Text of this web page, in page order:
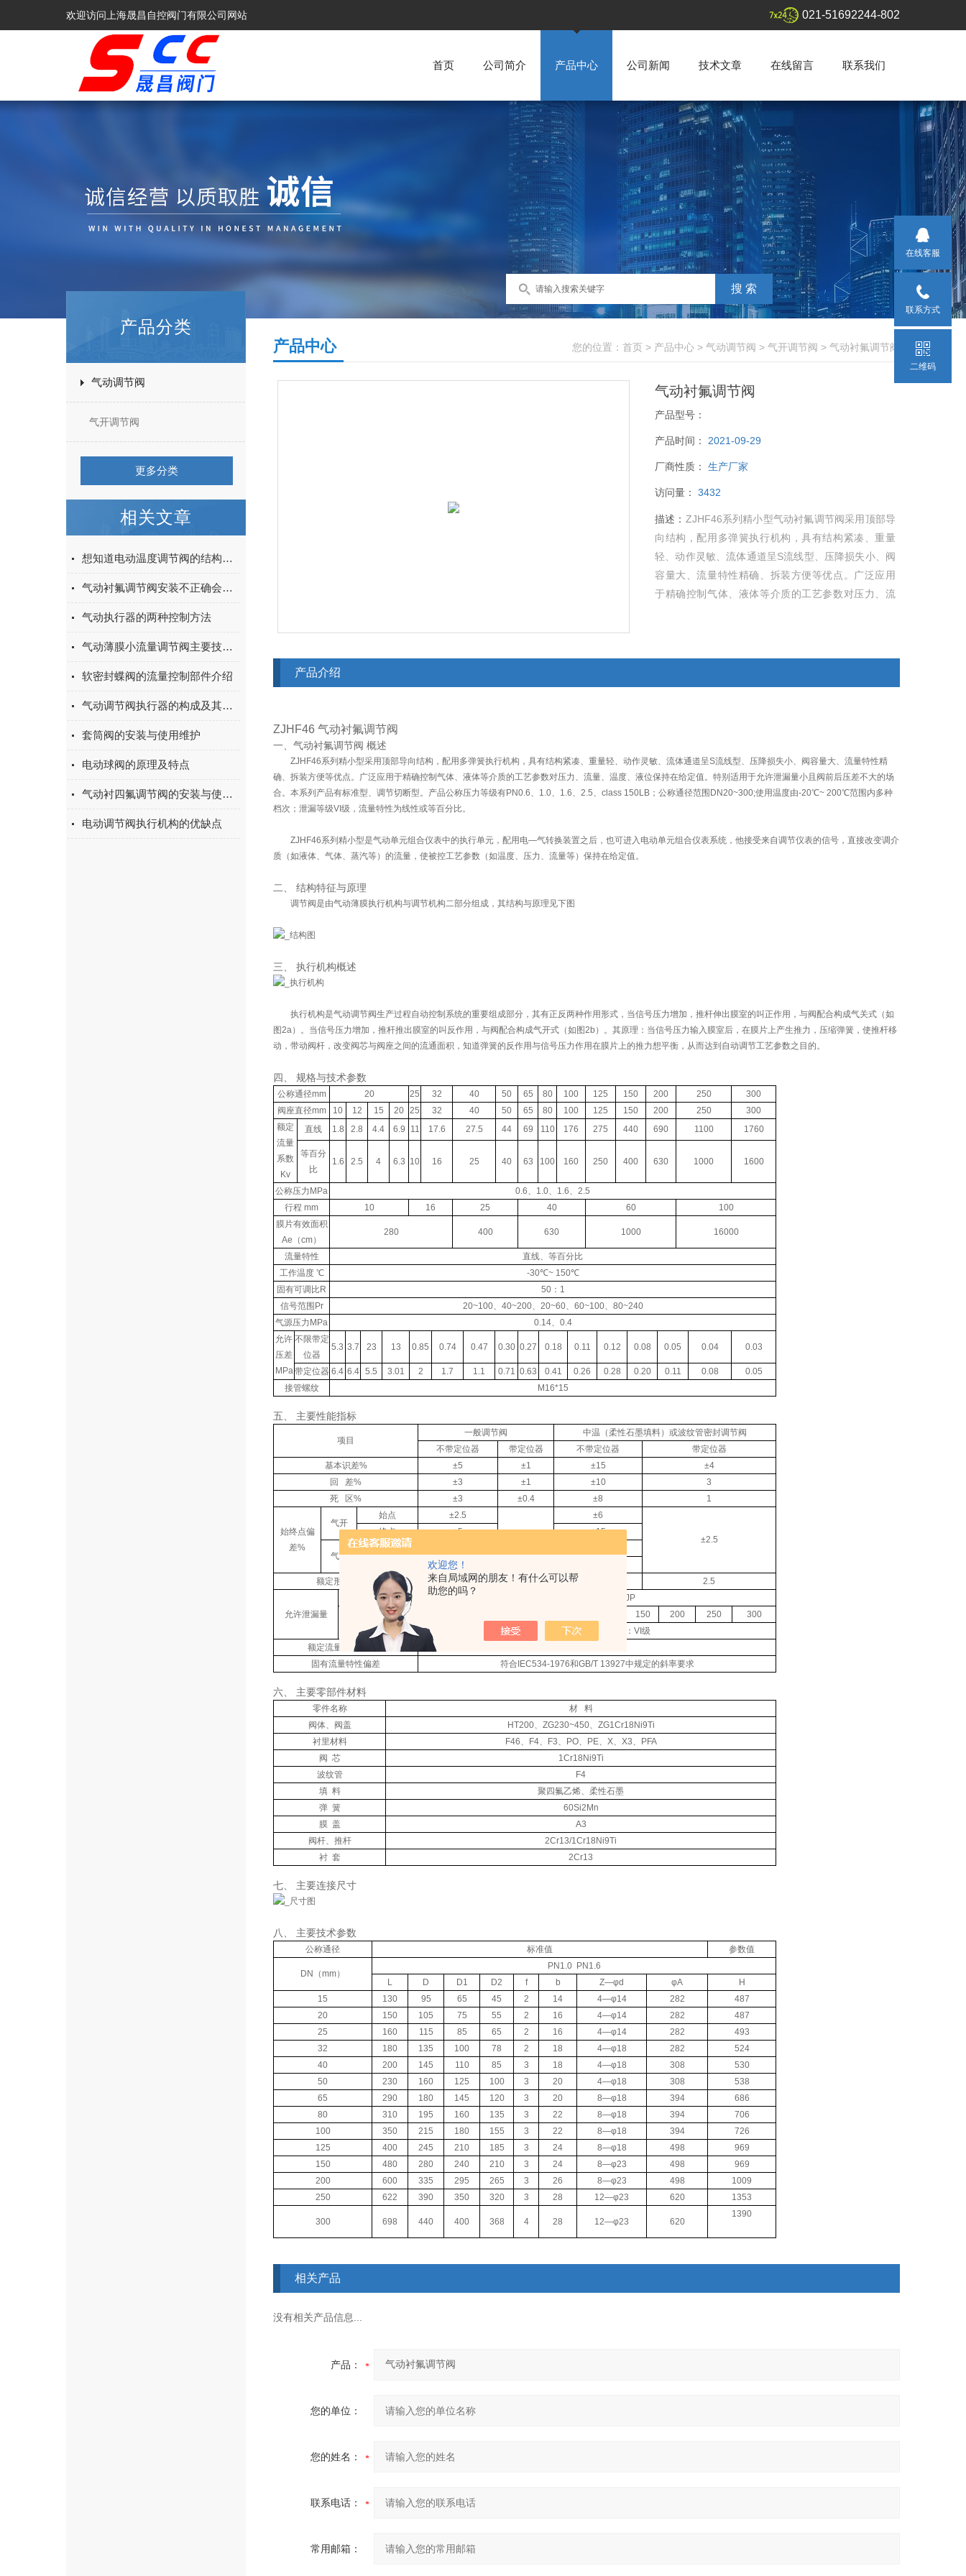
欢迎您！
来自局域网的朋友！有什么可以帮
助您的吗？
欢迎访问上海晟昌自控阀门有限公司网站 021-51692244-802
首页 公司简介 产品中心 公司新闻 技术文章 在线留言 联系我们
产品分类
气动调节阀
气开调节阀
更多分类
相关文章
想知道电动温度调节阀的结构与原理么？看完这些就行
气动衬氟调节阀安装不正确会出现这些情况
气动执行器的两种控制方法
气动薄膜小流量调节阀主要技术参数及材料
软密封蝶阀的流量控制部件介绍
气动调节阀执行器的构成及其作用
套筒阀的安装与使用维护
电动球阀的原理及特点
气动衬四氟调节阀的安装与使用注意事项都在本篇
电动调节阀执行机构的优缺点
您的位置： 首页 > 产品中心 > 气动调节阀 > 气开调节阀 > 气动衬氟调节阀
产品中心
气动衬氟调节阀
产品型号：
产品时间： 2021-09-29
厂商性质： 生产厂家
访问量： 3432
描述： ZJHF46系列精小型气动衬氟调节阀采用顶部导
向结构，配用多弹簧执行机构，具有结构紧凑、重量
轻、动作灵敏、流体通道呈S流线型、压降损失小、阀
容量大、流量特性精确、拆装方便等优点。广泛应用
于精确控制气体、液体等介质的工艺参数对压力、流
产品介绍
ZJHF46 气动衬氟调节阀
一、气动衬氟调节阀 概述
ZJHF46系列精小型采用顶部导向结构，配用多弹簧执行机构，具有结构紧凑、重量轻、动作灵敏、流体通道呈S流线型、压降损失小、阀容量大、流量特性精
确、拆装方便等优点。广泛应用于精确控制气体、液体等介质的工艺参数对压力、流量、温度、液位保持在给定值。特别适用于允许泄漏量小且阀前后压差不大的场
合。本系列产品有标准型、调节切断型。产品公称压力等级有PN0.6、1.0、1.6、2.5、class 150LB；公称通径范围DN20~300;使用温度由-20℃~ 200℃范围内多种
档次；泄漏等级VI级，流量特性为线性或等百分比。
ZJHF46系列精小型是气动单元组合仪表中的执行单元，配用电—气转换装置之后，也可进入电动单元组合仪表系统，他接受来自调节仪表的信号，直接改变调介
质（如液体、气体、蒸汽等）的流量，使被控工艺参数（如温度、压力、流量等）保持在给定值。
二、 结构特征与原理
调节阀是由气动薄膜执行机构与调节机构二部分组成，其结构与原理见下图
三、 执行机构概述
执行机构是气动调节阀生产过程自动控制系统的重要组成部分，其有正反两种作用形式，当信号压力增加，推杆伸出膜室的叫正作用，与阀配合构成气关式（如
图2a）。当信号压力增加，推杆推出膜室的叫反作用，与阀配合构成气开式（如图2b）。其原理：当信号压力输入膜室后，在膜片上产生推力，压缩弹簧，使推杆移
动，带动阀杆，改变阀芯与阀座之间的流通面积，知道弹簧的反作用与信号压力作用在膜片上的推力想平衡，从而达到自动调节工艺参数之目的。
四、 规格与技术参数
公称通径mm 20 25 32 40 50 65 80 100 125 150 200 250
300
阀座直径mm
10 12 15 20 25 32 40 50 65 80 100 125 150 200 250
300
额定
流量
系数
Kv
直线 1.8 2.8 4.4 6.9 11 17.6 27.5 44 69 110 176 275 440 690 1100 1760
等百分
比
1.6 2.5 4 6.3 10 16 25 40 63 100 160 250 400 630 1000 1600
公称压力MPa
0.6、1.0、1.6、2.5
行程 mm
10 16 25 40 60
100
膜片有效面积
Ae（cm）
280 400 630 1000 16000
流量特性
直线、等百分比
工作温度 ℃
-30℃~ 150℃
固有可调比R
50：1
信号范围Pr
20~100、40~200、20~60、60~100、80~240
气源压力MPa
0.14、0.4
允许
压差
MPa
不限带定
位器
5.3 3.7 23 13 0.85 0.74 0.47 0.30 0.27 0.18 0.11 0.12 0.08 0.05 0.04 0.03
带定位器 6.4 6.4 5.5 3.01 2 1.7 1.1 0.71 0.63 0.41 0.26 0.28 0.20 0.11 0.08
0.05
接管螺纹
M16*15
五、 主要性能指标
项目
一般调节阀
中温（柔性石墨填料）或波纹管密封调节阀
不带定位器
带定位器 不带定位器
带定位器
基本识差%
±5 ±1 ±15
±4
回 差%
±3 ±1 ±10
3
死 区%
±3 ±0.4 ±8 1
始终点偏
差%
气开
始点 ±2.5 ±6
±2.5
终点 ±5 ±15
气关
始点
±5
额定形成偏差%
2.5 2.5 2.5
允许泄漏量
调节型L/h 10-4×阀额定容量JP
调节切断阀
150 200 250
300
允许泄漏量
软密封：VI级
额定流量系数偏差%
固有流量特性偏差
符合IEC534-1976和GB/T 13927中规定的斜率要求
六、 主要零部件材料
零件名称
材 料
阀体、阀盖
HT200、ZG230~450、ZG1Cr18Ni9Ti
衬里材料
F46、F4、F3、PO、PE、X、X3、PFA
阀 芯
1Cr18Ni9Ti
波纹管
F4
填 料
聚四氟乙烯、柔性石墨
弹 簧
60Si2Mn
膜 盖
A3
阀杆、推杆
2Cr13/1Cr18Ni9Ti
衬 套
2Cr13
七、 主要连接尺寸
八、 主要技术参数
公称通径 标准值 参数值
DN（mm）
PN1.0 PN1.6
L
D D1 D2 f b Z—φd φA
H
15
130 95 65 45 2 14 4—φ14 282
487
20
150 105 75 55 2 16 4—φ14 282
487
25
160 115 85 65 2 16 4—φ14 282
493
32
180 135 100 78 2 18 4—φ18 282
524
40
200 145 110 85 3 18 4—φ18 308
530
50
230 160 125 100 3 20 4—φ18 308
538
65
290 180 145 120 3 20 8—φ18 394
686
80
310 195 160 135 3 22 8—φ18 394
706
100
350 215 180 155 3 22 8—φ18 394
726
125
400 245 210 185 3 24 8—φ18 498
969
150
480 280 240 210 3 24 8—φ23 498
969
200
600 335 295 265 3 26 8—φ23 498
1009
250
622 390 350 320 3 28 12—φ23 620 1353
300 698 440 400 368 4 28 12—φ23 620
1390
相关产品
没有相关产品信息...
产品：
您的单位：
您的姓名：
联系电话：
常用邮箱：
在线客服
联系方式
二维码